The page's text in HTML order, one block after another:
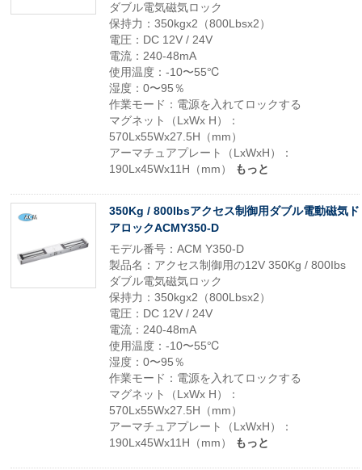
ダブル電気磁気ロック
保持力：350kgx2（800Lbsx2）
電圧：DC 12V / 24V
電流：240-48mA
使用温度：-10〜55℃
湿度：0〜95％
作業モード：電源を入れてロックする
マグネット（LxWx H）：
570Lx55Wx27.5H（mm）
アーマチュアプレート（LxWxH）：
190Lx45Wx11H（mm）
もっと
350Kg / 800Ibsアクセス制御用ダブル電動磁気ド
アロックACMY350-D
モデル番号：ACM Y350-D
製品名：アクセス制御用の12V 350Kg / 800Ibs
ダブル電気磁気ロック
保持力：350kgx2（800Lbsx2）
電圧：DC 12V / 24V
電流：240-48mA
使用温度：-10〜55℃
湿度：0〜95％
作業モード：電源を入れてロックする
マグネット（LxWx H）：
570Lx55Wx27.5H（mm）
アーマチュアプレート（LxWxH）：
190Lx45Wx11H（mm）
もっと